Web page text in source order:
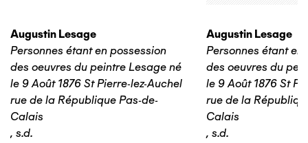
Augustin Lesage
Personnes étant en possession
des oeuvres du peintre Lesage né
le 9 Août 1876 St Pierre-lez-Auchel
rue de la République Pas-de-
Calais
, s.d.
Augustin Lesage
Personnes étant en
des oeuvres du
le 9 Août 1876 St
rue de la
Calais
, s.d.